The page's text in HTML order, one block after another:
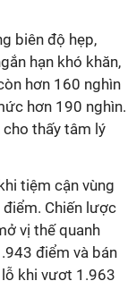
biên độ hẹp,
hạn khó khăn,
hơn 160 nghìn
hơn 190 nghìn.
thấy tâm lý
tiệm cận vùng
Chiến lược
vị thế quanh
điểm và bán
khi vượt 1.963